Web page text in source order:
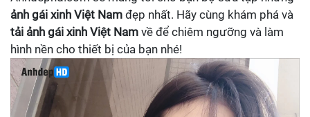
ảnh gái xinh Việt Nam đẹp nhất. Hãy cùng khám phá và
tải ảnh gái xinh Việt Nam về để chiêm ngưỡng và làm
hình nền cho thiết bị của bạn nhé!